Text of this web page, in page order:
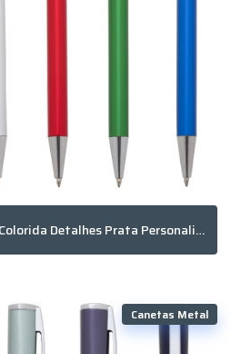
Caneta Metal Fina Inteira Colorida Detalhes Prata Personalizada
Canetas Metal